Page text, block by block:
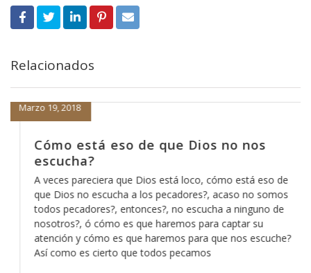
Relacionados
Cómo está eso de que Dios no nos
escucha?
Marzo 19, 2018
A veces pareciera que Dios está loco, cómo está eso de
que Dios no escucha a los pecadores?, acaso no somos
todos pecadores?, entonces?, no escucha a ninguno de
nosotros?, ó cómo es que haremos para captar su
atención y cómo es que haremos para que nos escuche?
Así como es cierto que todos pecamos